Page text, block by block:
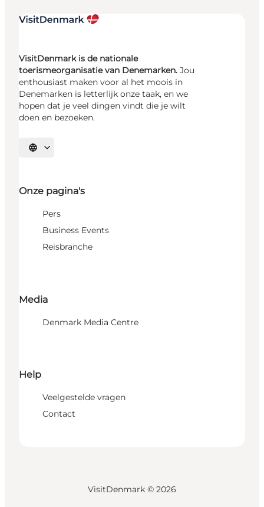
VisitDenmark is de nationale
toerismeorganisatie van Denemarken. Jou
enthousiast maken voor al het moois in
Denemarken is letterlijk onze taak, en we
hopen dat je veel dingen vindt die je wilt
doen en bezoeken.
Selecteer taal
Onze pagina's
Pers
Business Events
Reisbranche
Media
Denmark Media Centre
Help
Veelgestelde vragen
Contact
VisitDenmark © 2026